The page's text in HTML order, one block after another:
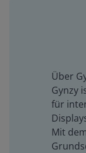
Über
Gynzy
für
Mit